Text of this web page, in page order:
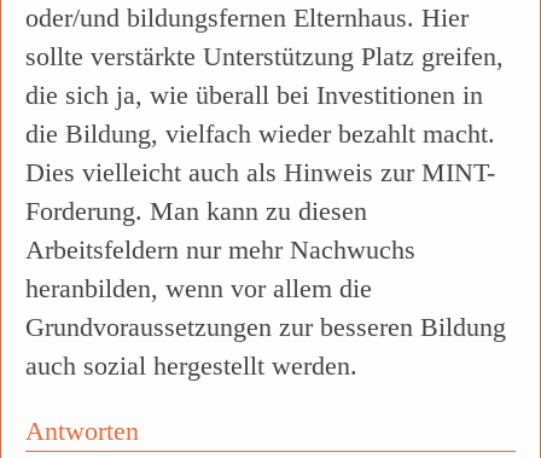
oder/und bildungsfernen Elternhaus. Hier
sollte verstärkte Unterstützung Platz greifen,
die sich ja, wie überall bei Investitionen in
die Bildung, vielfach wieder bezahlt macht.
Dies vielleicht auch als Hinweis zur MINT-
Forderung. Man kann zu diesen
Arbeitsfeldern nur mehr Nachwuchs
heranbilden, wenn vor allem die
Grundvoraussetzungen zur besseren Bildung
auch sozial hergestellt werden.
Antworten